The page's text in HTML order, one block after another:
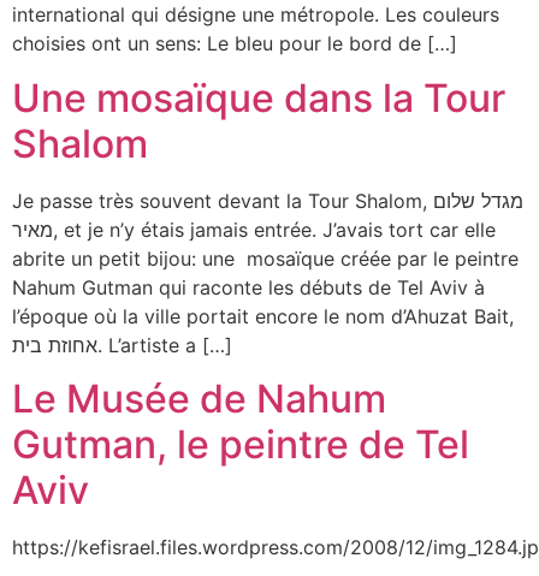
international qui désigne une métropole. Les couleurs
choisies ont un sens: Le bleu pour le bord de […]
Une mosaïque dans la Tour
Shalom
Je passe très souvent devant la Tour Shalom, מגדל שלום
מאיר, et je n’y étais jamais entrée. J’avais tort car elle
abrite un petit bijou: une mosaïque créée par le peintre
Nahum Gutman qui raconte les débuts de Tel Aviv à
l’époque où la ville portait encore le nom d’Ahuzat Bait,
אחוזת בית. L’artiste a […]
Le Musée de Nahum
Gutman, le peintre de Tel
Aviv
https://kefisrael.files.wordpress.com/2008/12/